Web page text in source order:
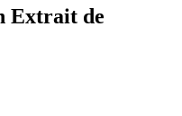
Extrait de